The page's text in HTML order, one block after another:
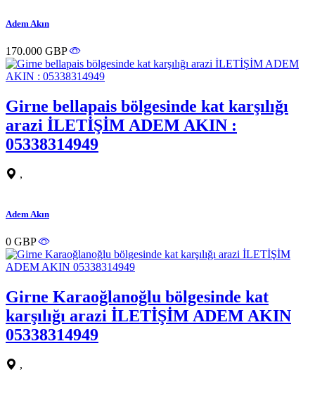
Adem Akın
170.000 GBP
Girne bellapais bölgesinde kat karşılığı
arazi İLETİŞİM ADEM AKIN :
05338314949
,
Adem Akın
0 GBP
Girne Karaoğlanoğlu bölgesinde kat
karşılığı arazi İLETİŞİM ADEM AKIN
05338314949
,